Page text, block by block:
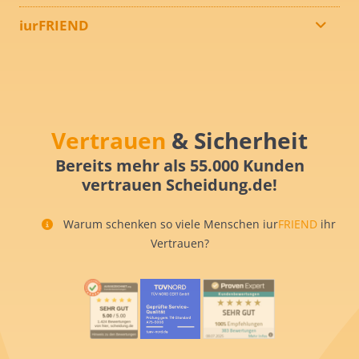
iurFRIEND
Vertrauen & Sicherheit
Bereits mehr als 55.000 Kunden
vertrauen Scheidung.de!
Warum schenken so viele Menschen iurFRIEND ihr
Vertrauen?